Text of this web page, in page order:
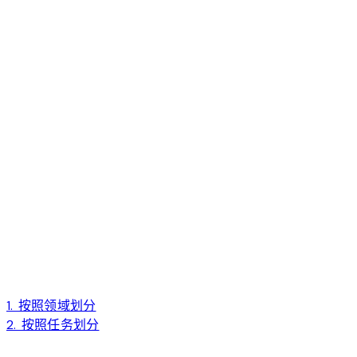
1. 按照领域划分
2. 按照任务划分